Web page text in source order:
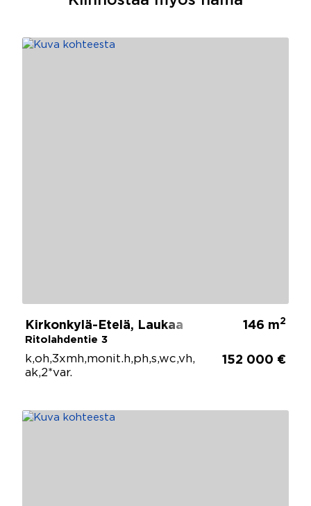
Kirkonkylä-Etelä, Laukaa
Ritolahdentie 3
146 m2
k,oh,3xmh,monit.h,ph,s,wc,vh,
ak,2*var.
152 000 €